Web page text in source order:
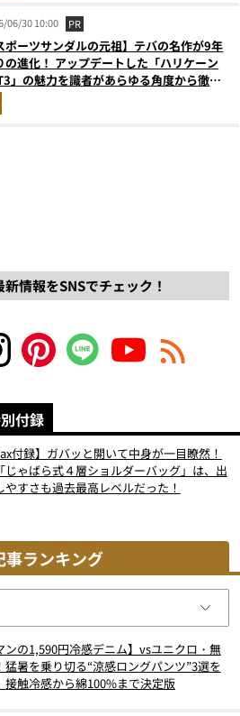
06/30 10:00 PR
ポーツサンダルの元祖】テバの名作が9年
の進化！ アップデートした「ハリケーン
」の魅力を識者があらゆる角度から徹底
情報をSNSでチェック！
付録
付録】ガバッと開いて中身が一目瞭然！
じゃばら式４層ショルダーバッグ」は、出
やすさも過去最高レベルだった！
事ランキング
ンの1,590円冷感デニム】vsユニクロ・無
猛暑を乗り切る“涼感ロングパンツ”3選を
接触冷感から綿100%まで決定版